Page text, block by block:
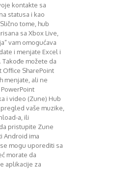
kontakte sa
statusa i kao
tome, hub
sa Xbox Live,
vam omogućava
i menjate Excel i
možete da
SharePoint
menjate, ali ne
i video (Zune) Hub
vaše muzike,
a, ili
pristupite Zune
Android ima
mogu uporediti sa
morate da
aplikacije za